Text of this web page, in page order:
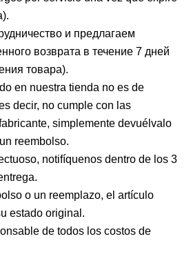
и предлагаем
возврата в течение 7 дней
товара).
en nuestra tienda no es de
decir, no cumple con las
simplemente devuélvalo
reembolso.
notifíquenos dentro de los 3
o un reemplazo, el artículo
estado original.
de todos los costos de